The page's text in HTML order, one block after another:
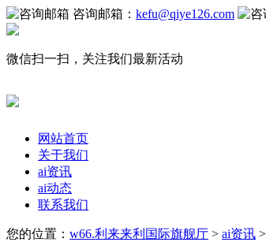
咨询邮箱： kefu@qiye126.com
微信扫一扫，关注我们最新活动
网站首页
关于我们
ai资讯
ai动态
联系我们
您的位置： w66.利来来利国际旗舰厅 > ai资讯